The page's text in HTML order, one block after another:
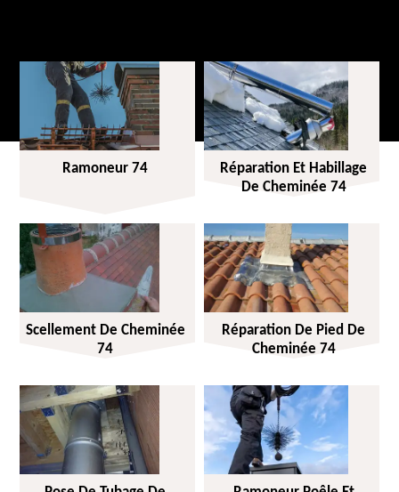
Ramoneur 74
Réparation Et Habillage
De Cheminée 74
Scellement De Cheminée
74
Réparation De Pied De
Cheminée 74